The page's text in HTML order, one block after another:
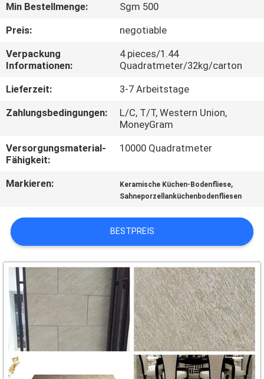
QUALITÄTSKONTROLLE
KONTAKT
UNS
EIN
ANGEBOT
SITEMAP
DATENSCHUTZRICHTLINIE
Min Bestellmenge:
Sgm 500
Preis:
negotiable
Verpackung
Informationen:
4 pieces/1.44
Quadratmeter/32kg/carton
Lieferzeit:
3-7 Arbeitstage
Zahlungsbedingungen:
L/C, T/T, Western Union,
MoneyGram
Versorgungsmaterial-
Fähigkeit:
10000 Quadratmeter
Markieren: Keramische Küchen-Bodenfliese,
Sahneporzellanküchenbodenfliesen
BESTPREIS